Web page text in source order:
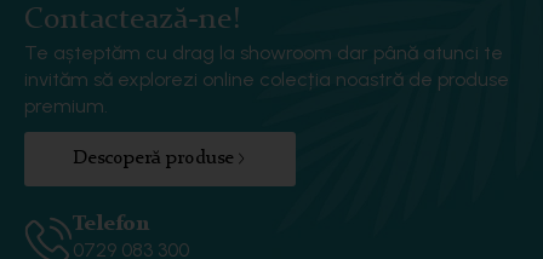
Contactează-ne!
Te așteptăm cu drag la showroom dar până atunci te
invităm să explorezi online colecția noastră de produse
premium.
Descoperă produse
Telefon
0729 083 300‬‬